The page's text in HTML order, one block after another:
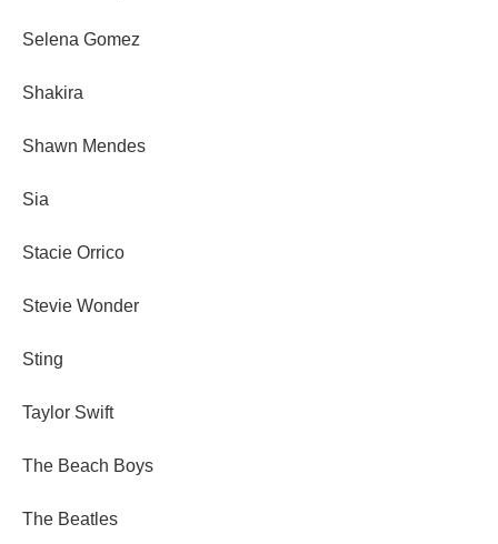
Selena Gomez
Shakira
Shawn Mendes
Sia
Stacie Orrico
Stevie Wonder
Sting
Taylor Swift
The Beach Boys
The Beatles